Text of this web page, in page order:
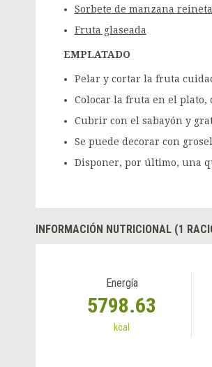
Sorbete de manzana reineta
Fruta glaseada
EMPLATADO
Pelar y cortar la fruta
Colocar la fruta en el plato,
Cubrir con el sabayón y
Se puede decorar con
Disponer, por último, una
INFORMACIÓN NUTRICIONAL (1
Energía
5798.63
kcal